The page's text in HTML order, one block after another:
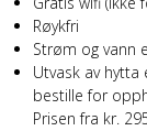
Røykfri
Strøm og vann
Utvask av
bestille for
Prisen fra kr.